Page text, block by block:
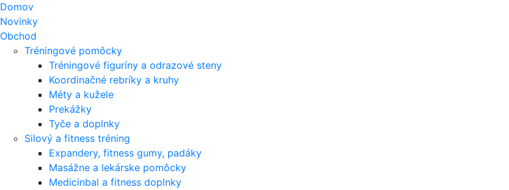
Domov
Novinky
Obchod
Tréningové pomôcky
Tréningové figuríny a odrazové steny
Koordinačné rebríky a kruhy
Méty a kužele
Prekážky
Tyče a doplnky
Silový a fitness tréning
Expandery, fitness gumy, padáky
Masážne a lekárske pomôcky
Medicinbal a fitness doplnky